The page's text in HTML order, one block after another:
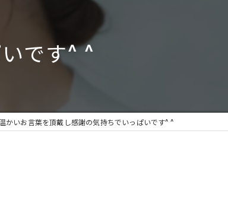
です^ ^
かいお言葉を頂戴し感謝の気持ちでいっぱいです^ ^